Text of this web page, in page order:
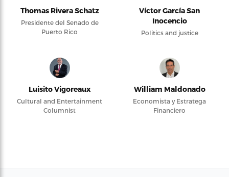
Thomas Rivera Schatz
Presidente del Senado de
Puerto Rico
Víctor García San
Inocencio
Politics and justice
Luisito Vigoreaux
Cultural and Entertainment
Columnist
William Maldonado
Economista y Estratega
Financiero